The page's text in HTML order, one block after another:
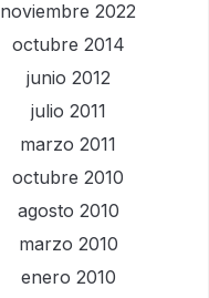
noviembre 2022
octubre 2014
junio 2012
julio 2011
marzo 2011
octubre 2010
agosto 2010
marzo 2010
enero 2010